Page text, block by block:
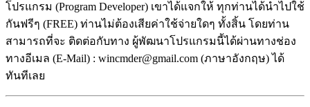
โปรแกรม (Program Developer) เขาได้แจกให้ ทุกท่านได้นำไปใช้
กันฟรีๆ (FREE) ท่านไม่ต้องเสียค่าใช้จ่ายใดๆ ทั้งสิ้น โดยท่าน
สามารถที่จะ ติดต่อกับทาง ผู้พัฒนาโปรแกรมนี้ได้ผ่านทางช่อง
ทางอีเมล (E-Mail) : wincmder@gmail.com (ภาษาอังกฤษ) ได้
ทันทีเลย